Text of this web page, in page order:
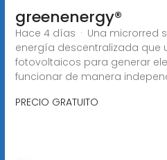
greenenergy®
Hace 4 días · Una microrred
energía descentralizada que
fotovoltaicos para generar
funcionar de manera
PRECIO GRATUITO